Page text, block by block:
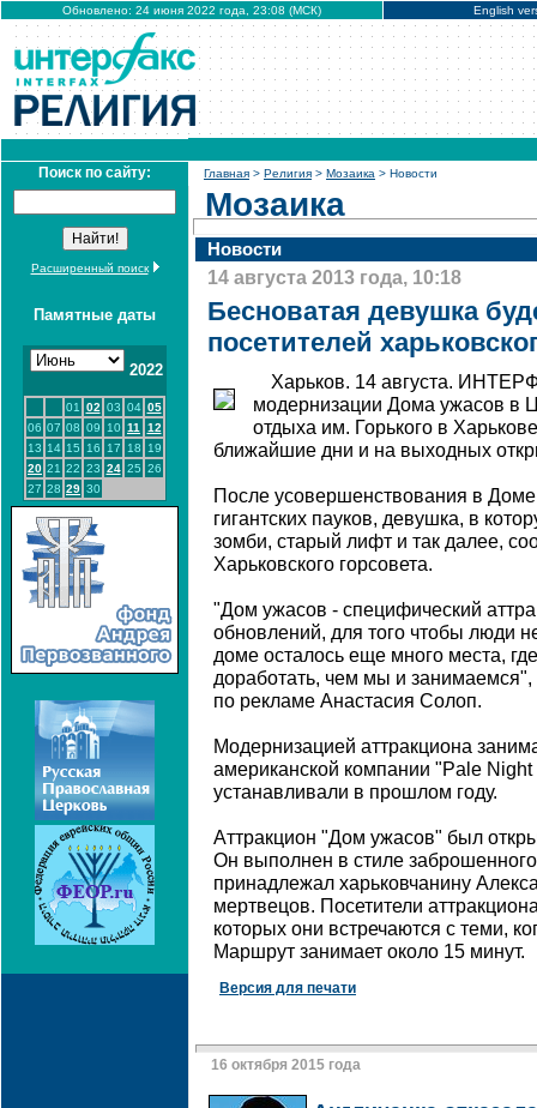
Обновлено: 24 июня 2022 года, 23:08 (МСК) English
Поиск по сайту:
Расширенный поиск
Памятные даты
2022
01 02 03 04 05
06 07 08 09 10 11
12
13 14 15 16 17 18
19
20 21 22 23 24 25 26
27 28 29 30
Главная > Религия > Мозаика > Новости
Мозаика
Новости
14 августа 2013 года, 10:18
Бесноватая девушка
посетителей
Харьков. 14 августа.
модернизации Дома ужасов в
отдыха им. Горького в
ближайшие дни и на выходных
После усовершенствования в
гигантских пауков, девушка, в
зомби, старый лифт и так далее,
Харьковского горсовета.
"Дом ужасов - специфический
обновлений, для того чтобы люди
доме осталось еще много места,
доработать, чем мы и
по рекламе Анастасия Солоп.
Модернизацией аттракциона
американской компании "Pale
устанавливали в прошлом году.
Аттракцион "Дом ужасов" был
Он выполнен в стиле
принадлежал харьковчанину
мертвецов. Посетители
которых они встречаются с теми,
Маршрут занимает около 15 минут.
Версия для печати
16 октября 2015 года